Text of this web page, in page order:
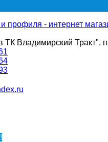
ТК Владимирский Тракт",